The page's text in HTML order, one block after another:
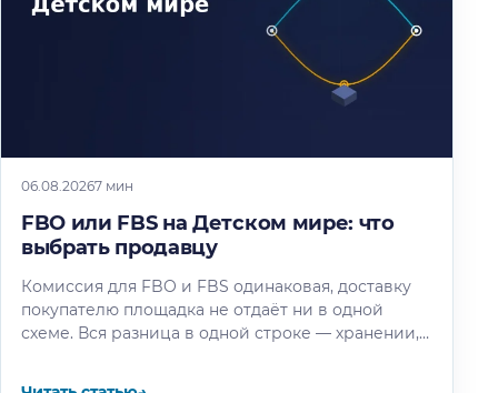
06.08.20267 мин
FBO или FBS на Детском мире: что
выбрать продавцу
Комиссия для FBO и FBS одинаковая, доставку
покупателю площадка не отдаёт ни в одной
схеме. Вся разница в одной строке — хранении,